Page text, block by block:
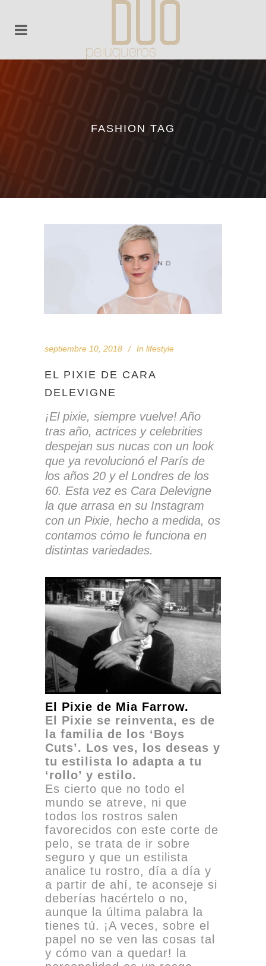
FASHION TAG
septiembre 10, 2018 In lifestyle
EL PIXIE DE CARA
DELEVIGNE
¡El pixie, siempre vuelve! Año
tras año, actrices y celebrities
despejan sus nucas con un look
que ya revolucionó el París de
los años 20 y el Londres de los
60. Esta vez es Cara Delevigne
la que arrasa en su Instagram
con un Pixie, hecho a medida, os
contamos cómo le funciona en
distintas variedades.
El Pixie de Mia Farrow.
El Pixie se reinventa, es de
la familia de los ‘Boys
Cuts’. Los ves, los deseas y
tu estilista lo adapta a tu
‘rollo’ y estilo.
Es cierto que no todo el
mundo se atreve, ni que
todos los rostros salen
favorecidos con este corte de
pelo, se trata de ir sobre
seguro y que un estilista
analice tu rostro, día a día y
a partir de ahí, te aconseje si
deberías hacértelo o no,
aunque la última palabra la
tienes tú. ¡A veces, sobre el
papel no se ven las cosas tal
y cómo van a quedar! la